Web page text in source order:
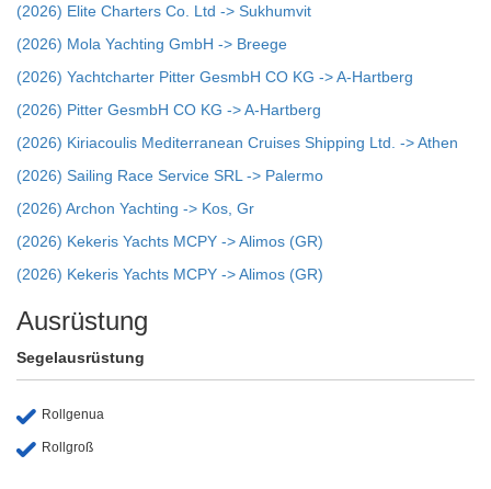
(2026) Elite Charters Co. Ltd -> Sukhumvit
(2026) Mola Yachting GmbH -> Breege
(2026) Yachtcharter Pitter GesmbH CO KG -> A-Hartberg
(2026) Pitter GesmbH CO KG -> A-Hartberg
(2026) Kiriacoulis Mediterranean Cruises Shipping Ltd. -> Athen
(2026) Sailing Race Service SRL -> Palermo
(2026) Archon Yachting -> Kos, Gr
(2026) Kekeris Yachts MCPY -> Alimos (GR)
(2026) Kekeris Yachts MCPY -> Alimos (GR)
Ausrüstung
Segelausrüstung
Rollgenua
Rollgroß